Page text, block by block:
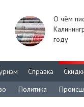
О чём
году
Справка
Политика